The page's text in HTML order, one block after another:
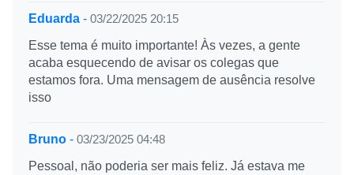
Eduarda - 03/22/2025 20:15
Esse tema é muito importante! Às vezes, a gente
acaba esquecendo de avisar os colegas que
estamos fora. Uma mensagem de ausência resolve
isso
Bruno - 03/23/2025 04:48
Pessoal, não poderia ser mais feliz. Já estava me